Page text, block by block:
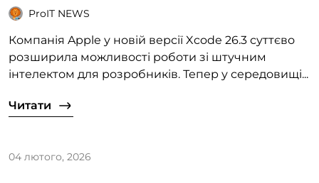
ProIT NEWS
Компанія Apple у новій версії Xcode 26.3 суттєво
розширила можливості роботи зі штучним
інтелектом для розробників. Тепер у середовищі...
Читати
04 лютого, 2026